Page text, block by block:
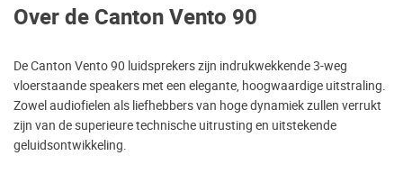
Over de Canton Vento 90
De Canton Vento 90 luidsprekers zijn indrukwekkende 3-weg
vloerstaande speakers met een elegante, hoogwaardige uitstraling.
Zowel audiofielen als liefhebbers van hoge dynamiek zullen verrukt
zijn van de superieure technische uitrusting en uitstekende
geluidsontwikkeling.